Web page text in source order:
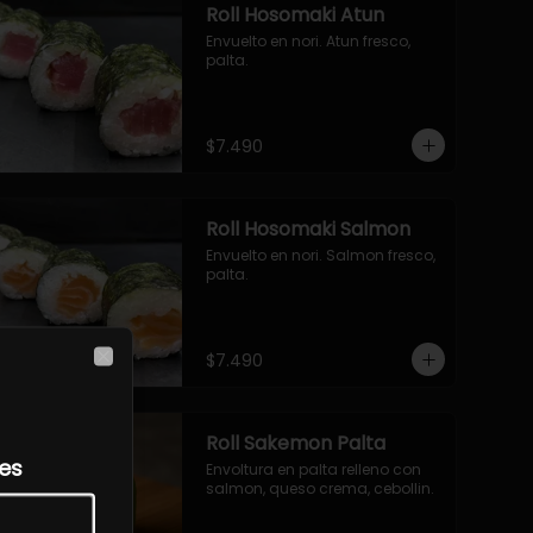
Roll Hosomaki Atun
Envuelto en nori. Atun fresco,
palta.
$7.490
Roll Hosomaki Salmon
Envuelto en nori. Salmon fresco,
palta.
$7.490
Roll Sakemon Palta
Envoltura en palta relleno con
salmon, queso crema, cebollin.